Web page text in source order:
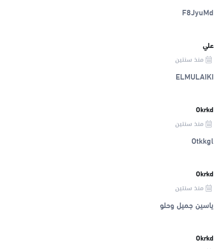
F8JyuMd
علي
منذ سنتين
ELMULAIKI
Okrkd
منذ سنتين
Otkkgl
Okrkd
منذ سنتين
ياسين جميل وحلو
Okrkd